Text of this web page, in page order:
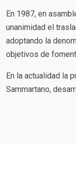
En 1987, en
unanimidad el
adoptando la
objetivos de
En la actualidad la
Sammartano,